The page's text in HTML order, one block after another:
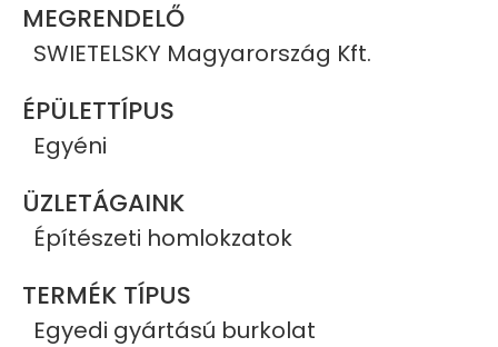
MEGRENDELŐ
SWIETELSKY Magyarország Kft.
ÉPÜLETTÍPUS
Egyéni
ÜZLETÁGAINK
Építészeti homlokzatok
TERMÉK TÍPUS
Egyedi gyártású burkolat